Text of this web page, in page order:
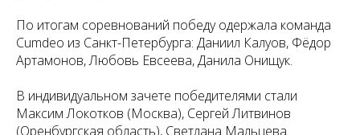
По итогам соревнований победу одержала команда
Cumdeo из Санкт-Петербурга: Даниил Калуов, Фёдор
Артамонов, Любовь Евсеева, Данила Онищук.
В индивидуальном зачете победителями стали
Максим Локотков (Москва), Сергей Литвинов
(Оренбургская область), Светлана Мальцева